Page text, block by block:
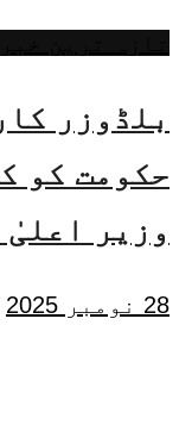
بلڈوزر
حکومت کو
وزیر
28 نومبر 2025